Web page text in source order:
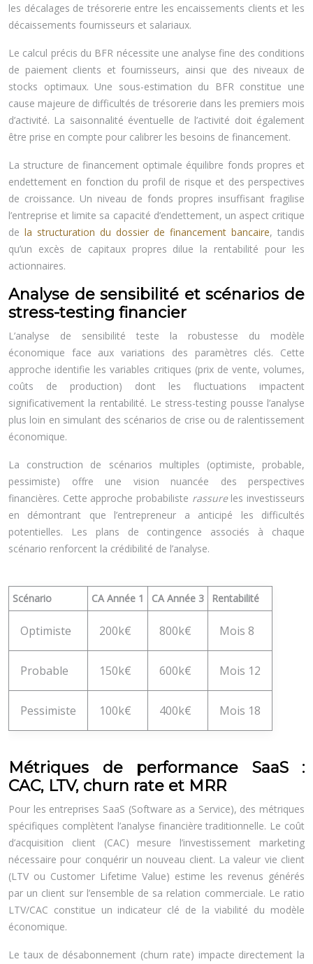
les décalages de trésorerie entre les encaissements clients et les
décaissements fournisseurs et salariaux.
Le calcul précis du BFR nécessite une analyse fine des conditions
de paiement clients et fournisseurs, ainsi que des niveaux de
stocks optimaux. Une sous-estimation du BFR constitue une
cause majeure de difficultés de trésorerie dans les premiers mois
d’activité. La saisonnalité éventuelle de l’activité doit également
être prise en compte pour calibrer les besoins de financement.
La structure de financement optimale équilibre fonds propres et
endettement en fonction du profil de risque et des perspectives
de croissance. Un niveau de fonds propres insuffisant fragilise
l’entreprise et limite sa capacité d’endettement, un aspect critique
de la structuration du dossier de financement bancaire, tandis
qu’un excès de capitaux propres dilue la rentabilité pour les
actionnaires.
Analyse de sensibilité et scénarios de
stress-testing financier
L’analyse de sensibilité teste la robustesse du modèle
économique face aux variations des paramètres clés. Cette
approche identifie les variables critiques (prix de vente, volumes,
coûts de production) dont les fluctuations impactent
significativement la rentabilité. Le stress-testing pousse l’analyse
plus loin en simulant des scénarios de crise ou de ralentissement
économique.
La construction de scénarios multiples (optimiste, probable,
pessimiste) offre une vision nuancée des perspectives
financières. Cette approche probabiliste rassure les investisseurs
en démontrant que l’entrepreneur a anticipé les difficultés
potentielles. Les plans de contingence associés à chaque
scénario renforcent la crédibilité de l’analyse.
Scénario CA Année 1 CA Année 3 Rentabilité
Optimiste 200k€ 800k€ Mois 8
Probable 150k€ 600k€ Mois 12
Pessimiste 100k€ 400k€ Mois 18
Métriques de performance SaaS :
CAC, LTV, churn rate et MRR
Pour les entreprises SaaS (Software as a Service), des métriques
spécifiques complètent l’analyse financière traditionnelle. Le coût
d’acquisition client (CAC) mesure l’investissement marketing
nécessaire pour conquérir un nouveau client. La valeur vie client
(LTV ou Customer Lifetime Value) estime les revenus générés
par un client sur l’ensemble de sa relation commerciale. Le ratio
LTV/CAC constitue un indicateur clé de la viabilité du modèle
économique.
Le taux de désabonnement (churn rate) impacte directement la